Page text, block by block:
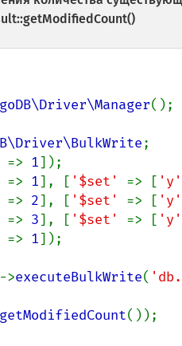
();
=> 1
=> 1], [ '$set' => [ 'y'
=> 2], [ '$set' => [ 'y'
=> 3], [ '$set' => [ 'y'
=> 1]);
->executeBulkWrite(
getModifiedCount());